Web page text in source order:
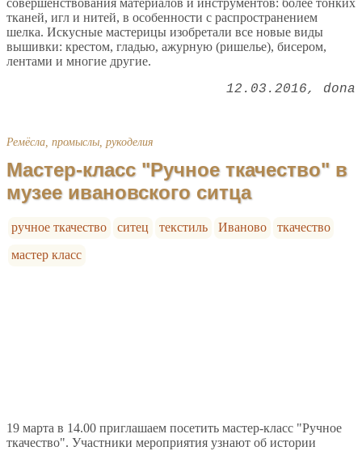
совершенствования материалов и инструментов: более тонких
тканей, игл и нитей, в особенности с распространением
шелка. Искусные мастерицы изобретали все новые виды
вышивки: крестом, гладью, ажурную (ришелье), бисером,
лентами и многие другие.
12.03.2016 dona
Ремёсла, промыслы, рукоделия
Мастер-класс "Ручное ткачество" в
музее ивановского ситца
ручное ткачество ситец текстиль Иваново
ткачество
мастер класс
19 марта в 14.00 приглашаем посетить мастер-класс "Ручное
ткачество". Участники мероприятия узнают об истории